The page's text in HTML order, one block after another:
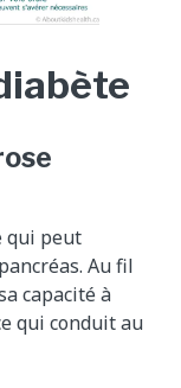
qui peut
Au fil
capacité à
qui conduit au